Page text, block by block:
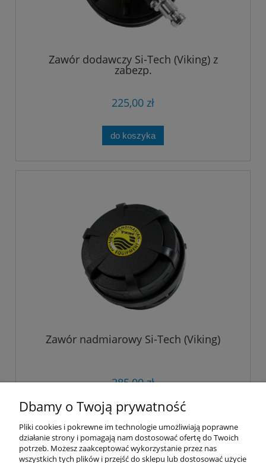
Zawór dodawczy Si-Tech (Viking) z
zabezp.
225,00 zł
do koszyka
Zawór nadmiarowy Si-Tech (Viking)
285,00 zł
do koszyka
Dbamy o Twoją prywatność
Pliki cookies i pokrewne im technologie umożliwiają poprawne
działanie strony i pomagają nam dostosować ofertę do Twoich
potrzeb. Możesz zaakceptować wykorzystanie przez nas
wszystkich tych plików i przejść do sklepu lub dostosować użycie